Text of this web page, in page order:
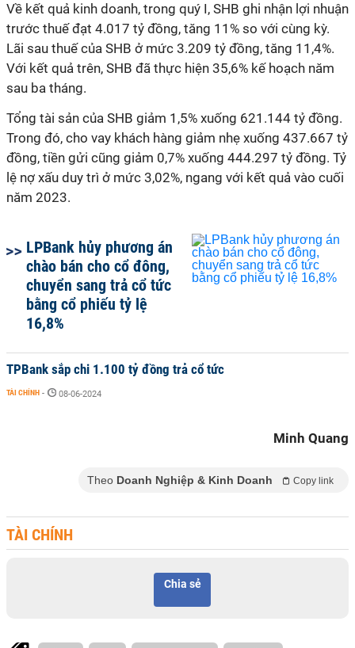
Về kết quả kinh doanh, trong quý I, SHB ghi nhận lợi nhuận
trước thuế đạt 4.017 tỷ đồng, tăng 11% so với cùng kỳ.
Lãi sau thuế của SHB ở mức 3.209 tỷ đồng, tăng 11,4%.
Với kết quả trên, SHB đã thực hiện 35,6% kế hoạch năm
sau ba tháng.
Tổng tài sản của SHB giảm 1,5% xuống 621.144 tỷ đồng.
Trong đó, cho vay khách hàng giảm nhẹ xuống 437.667 tỷ
đồng, tiền gửi cũng giảm 0,7% xuống 444.297 tỷ đồng. Tỷ
lệ nợ xấu duy trì ở mức 3,02%, ngang với kết quả vào cuối
năm 2023.
LPBank hủy phương án
chào bán cho cổ đông,
chuyển sang trả cổ tức
bằng cổ phiếu tỷ lệ
16,8%
TPBank sắp chi 1.100 tỷ đồng trả cổ tức
TÀI CHÍNH - 08-06-2024
Minh Quang
Theo Doanh Nghiệp & Kinh Doanh Copy link
TÀI CHÍNH
Chia sẻ